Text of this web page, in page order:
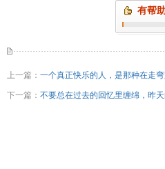
有帮
上一篇： 一个真正快乐的人，是那种在走
下一篇： 不要总在过去的回忆里缠绵，昨